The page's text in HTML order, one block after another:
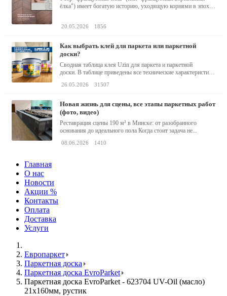
ёлка") имеет богатую историю, уходящую корнями в эпоху
20.05.2026 1856
как выбрать клей для паркета или паркетной
доски?
Сводная таблица клея Uzin для паркета и паркетной
доски. В таблице приведены все технические характеристики
26.05.2026 31507
новая жизнь для сцены, все этапы паркетных работ
(фото, видео)
Реставрация сцены 190 м² в Минске: от разобранного
основания до идеального пола Когда стоит задача не...
08.06.2026 1410
Главная
О нас
Новости
Акции %
Контакты
Оплата
Доставка
Услуги
Европаркет
Паркетная доска
Паркетная доска EvroParket
Паркетная доска EvroParket - 623704 UV-Oil (масло)
21x160мм, рустик